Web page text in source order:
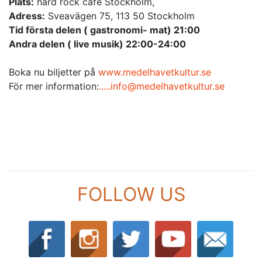
Adress: Sveavägen 75, 113 50 Stockholm
Tid första delen ( gastronomi- mat) 21:00
Andra delen ( live musik) 22:00-24:00
Boka nu biljetter på www.medelhavetkultur.se
För mer information:.....info@medelhavetkultur.se
FOLLOW US